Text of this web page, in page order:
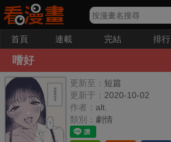
首頁 連載 完結 排行
嗜好
更新至： 短篇
更新于： 2020-10-02
作者： alt.
類別： 劇情